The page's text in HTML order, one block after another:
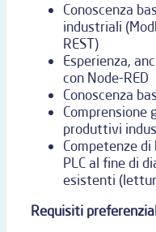
Conoscenza
industriali
REST)
Esperienza,
con Node-RED
Conoscenza
Comprensione
produttivi
Competenze
PLC al fine di
esistenti
Requisiti